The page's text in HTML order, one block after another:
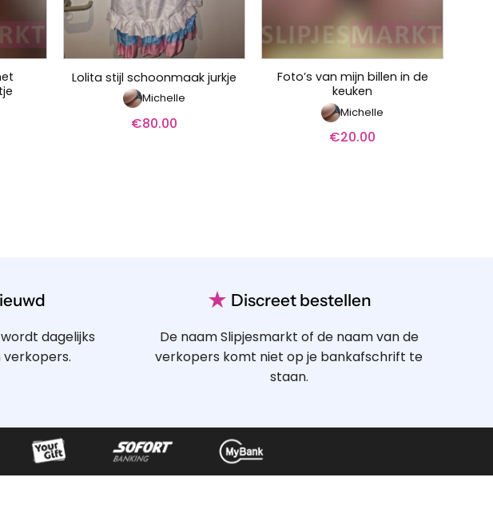
Lolita stijl schoonmaak jurkje
Michelle
€80.00
Foto’s van mijn billen in de
keuken
Michelle
€20.00
dagelijks
★ Discreet bestellen
De naam Slipjesmarkt of de naam van de
verkopers komt niet op je bankafschrift te
staan.